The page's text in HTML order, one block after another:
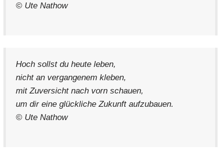
© Ute Nathow
Hoch sollst du heute leben,
nicht an vergangenem kleben,
mit Zuversicht nach vorn schauen,
um dir eine glückliche Zukunft aufzubauen.
© Ute Nathow